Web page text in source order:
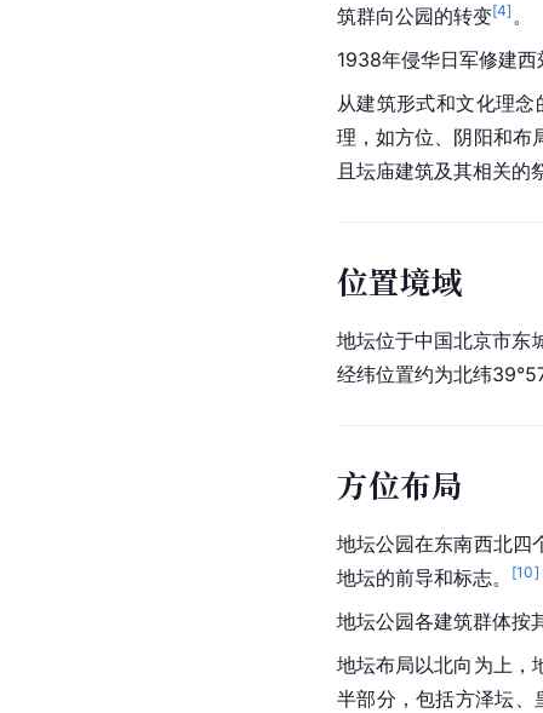
筑群向公园的转变[4] 。
1938年侵华日军修建
从建筑形式和文化理
理，如方位、阴阳和布
且坛庙建筑及其相关的
位置境域
地坛位于中国北京市东
经纬位置约为北纬
方位布局
地坛公园在东南西北四
地坛的前导和标志。
[10]
地坛公园各建筑群体按
地坛布局以北向为上，
半部分，包括方泽坛